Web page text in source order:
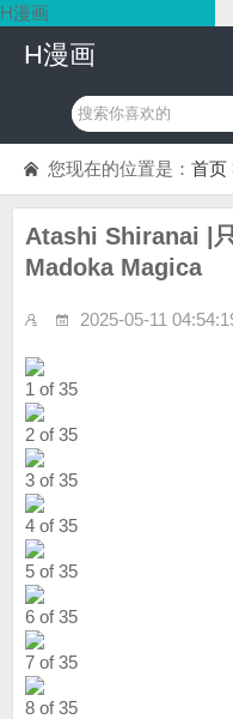
H漫画
H漫画
您现在的位置是： 首页
Atashi Shiranai |
Madoka Magica
2025-05-11
1 of 35
2 of 35
3 of 35
4 of 35
5 of 35
6 of 35
7 of 35
8 of 35